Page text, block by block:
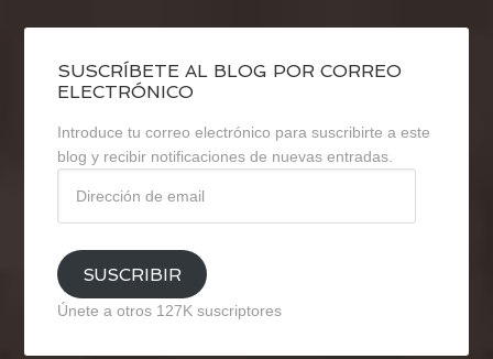
SUSCRÍBETE AL BLOG POR CORREO
ELECTRÓNICO
Introduce tu correo electrónico para suscribirte a este
blog y recibir notificaciones de nuevas entradas.
email
SUSCRIBIR
Únete a otros 127K suscriptores